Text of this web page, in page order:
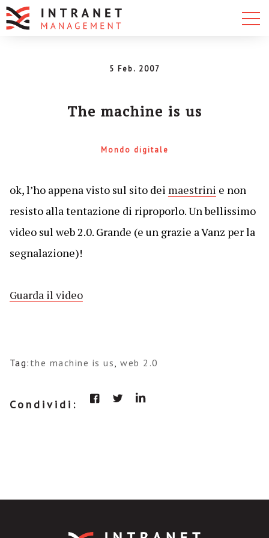
5 Feb. 2007
The machine is us
Mondo digitale
ok, l’ho appena visto sul sito dei maestrini e non
resisto alla tentazione di riproporlo. Un bellissimo
video sul web 2.0. Grande (e un grazie a Vanz per la
segnalazione)!
Guarda il video
Tag: the machine is us,web 2.0
Condividi: